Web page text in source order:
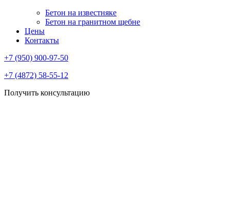
Бетон на известняке
Бетон на гранитном щебне
Цены
Контакты
+7 (950) 900-97-50
+7 (4872) 58-55-12
Получить консультацию